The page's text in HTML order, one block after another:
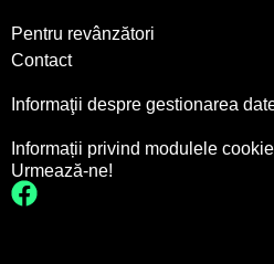
Pentru revânzători
Contact
Informaţii despre gestionarea
Informații privind modulele cookie
Urmează-ne!